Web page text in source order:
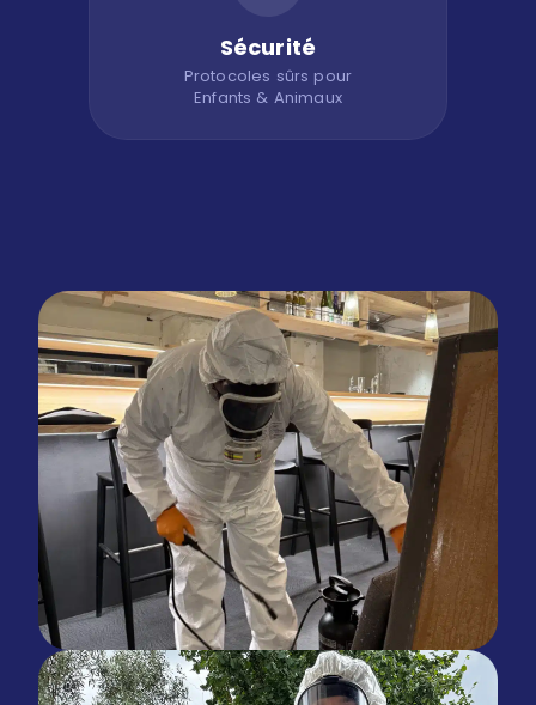
Sécurité
Protocoles sûrs pour
Enfants & Animaux